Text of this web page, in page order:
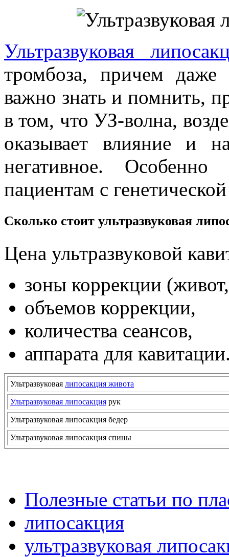
Ультразвуковая
тромбоза, причем
важно знать и помнить,
в том, что УЗ-волна,
оказывает влияние и
негативное.
пациентам с
Сколько стоит ультразвуковая
Цена ультразвуковой
зоны коррекции
объемов коррекции,
количества сеансов,
аппарата для
Ультразвуковая липосакция живота
Ультразвуковая липосакция рук
Ультразвуковая липосакция бедер
Ультразвуковая липосакция спины
Полезные статьи по
липосакция
ультразвуковая